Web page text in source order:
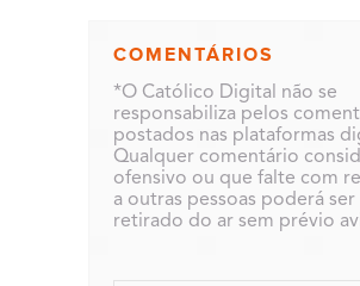
COMENTÁRIOS
*O Católico Digital não se
responsabiliza pelos
postados nas plataformas
Qualquer comentário
ofensivo ou que falte com
a outras pessoas poderá ser
retirado do ar sem prévio